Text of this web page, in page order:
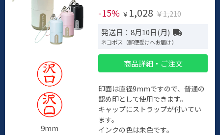
9mm
-15% ￥ 1,028 ￥1,210
発送日：8月10日(月)
ネコポス（郵便受けへお届け）
商品詳細・ご注文
印面は直径9mmですので、普通の
認め印として使用できます。
キャップにストラップが付いてい
ます。
インクの色は朱色です。